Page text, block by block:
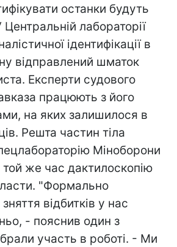
останки будуть
Центральній лабораторії
ідентифікації в
відправлений шматок
Експерти судового
працюють з його
на яких залишилося в
Решта частин тіла
Міноборони
же час дактилоскопію
"Формально
відбитків у нас
- пояснив один з
участь в роботі. - Ми